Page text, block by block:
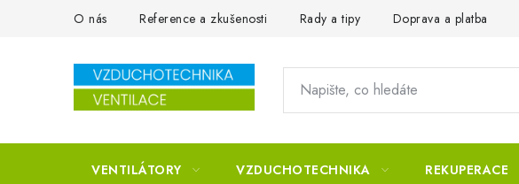
Přejít na obsahO nás Reference a zkušenosti Rady a tipy Doprava a platba
VENTILÁTORY VZDUCHOTECHNIKA REKUPERACE